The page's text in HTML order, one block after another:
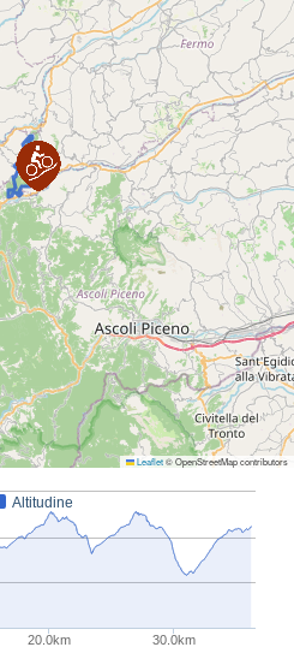
Leaflet© OpenStreetMap contributors
Altitudine
20.0km 30.0km